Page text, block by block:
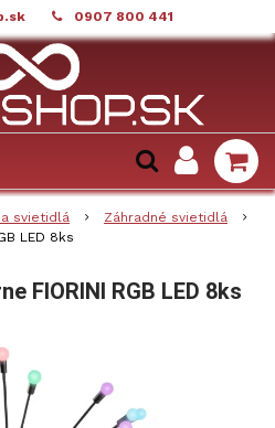
0907 800 441
svietidlá
Záhradné svietidlá
LED 8ks
FIORINI RGB LED 8ks